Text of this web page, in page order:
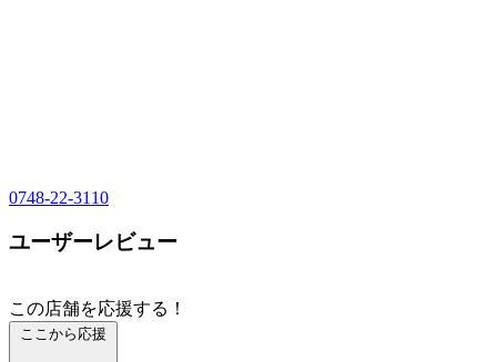
0748-22-3110
ユーザーレビュー
この店舗を応援する！
ここから応援